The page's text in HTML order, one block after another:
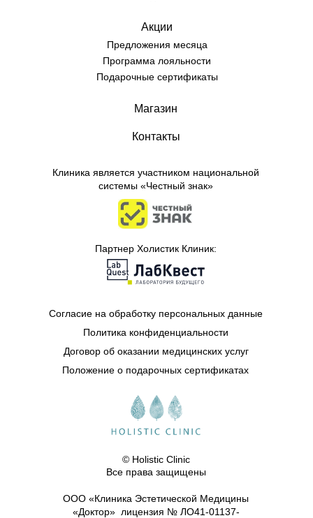
© Holistic Clinic
Все права защищены
Магазин
Контакты
Согласие на обработку персональных данные
Политика конфиденциальности
Договор об оказании медицинских услуг
Положение о подарочных сертификатах
ООО «Клиника Эстетической Медицины
«Доктор» лицензия № ЛО41-01137-
Клиника является участником национальной
системы «Честный знак»
Партнер Холистик Клиник:
Акции
Предложения месяца
Программа лояльности
Подарочные сертификаты